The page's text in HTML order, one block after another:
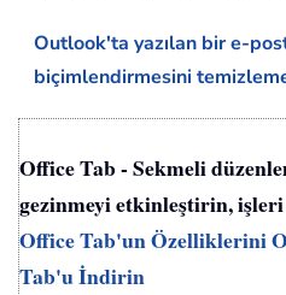
Outlook'ta yazılan bir e-
biçimlendirmesini
Office Tab - Sekmeli
gezinmeyi etkinleştirin, işleri
Office Tab'un Özelliklerini
Tab'u İndirin